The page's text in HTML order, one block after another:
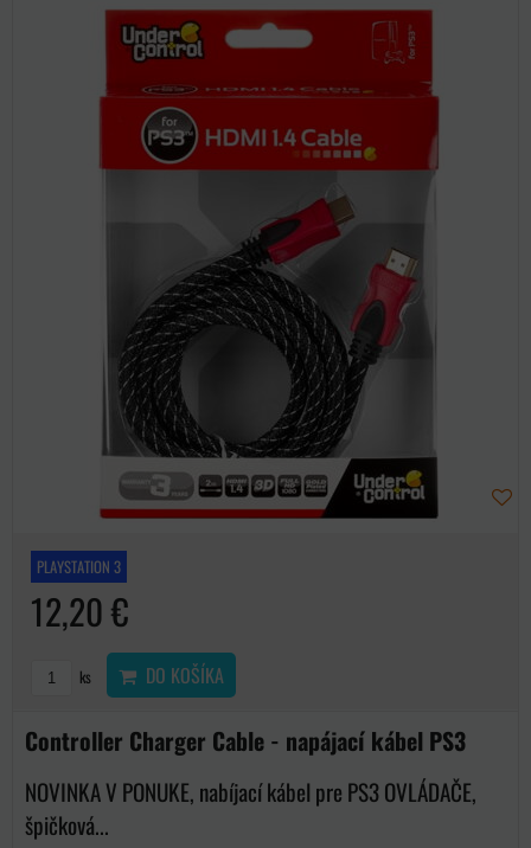
PLAYSTATION 3
12,20 €
ks DO KOŠÍKA
Controller Charger Cable - napájací kábel PS3
NOVINKA V PONUKE, nabíjací kábel pre PS3 OVLÁDAČE,
špičková...